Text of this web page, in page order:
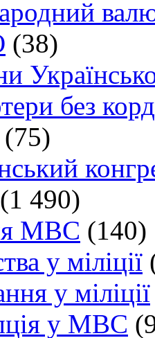
(38)
без
(75)
(1 490)
МВС (140)
у міліції
у міліції
у МВС